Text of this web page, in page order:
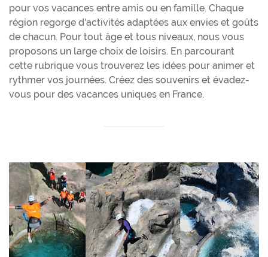
pour vos vacances entre amis ou en famille. Chaque
région regorge d'activités adaptées aux envies et goûts
de chacun. Pour tout âge et tous niveaux, nous vous
proposons un large choix de loisirs. En parcourant
cette rubrique vous trouverez les idées pour animer et
rythmer vos journées. Créez des souvenirs et évadez-
vous pour des vacances uniques en France.